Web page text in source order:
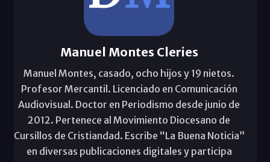
Manuel Montes Cleries
Manuel Montes, casado, ocho hijos y 19 nietos.
Profesor Mercantil. Licenciado en Comunicación
Audiovisual. Doctor en Periodismo desde junio de
2012. Pertenece al Movimiento Diocesano de
Cursillos de Cristiandad. Escribe “La Buena Noticia”
en diversas publicaciones digitales y participa